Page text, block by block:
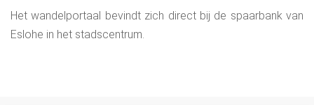
Het wandelportaal bevindt zich direct bij de spaarbank van
Eslohe in het stadscentrum.